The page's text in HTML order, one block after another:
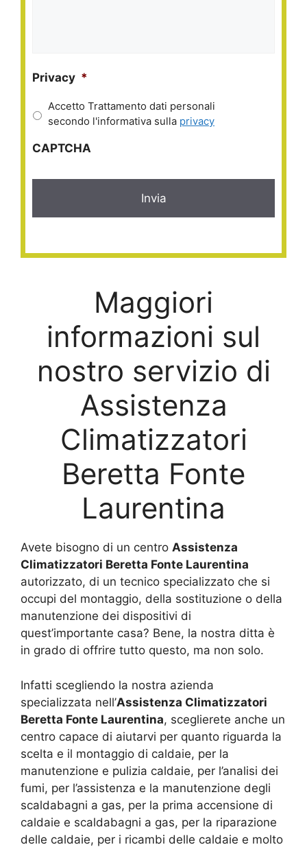
Privacy *
Accetto Trattamento dati personali
secondo l'informativa sulla privacy
CAPTCHA
Maggiori
informazioni sul
nostro servizio di
Assistenza
Climatizzatori
Beretta Fonte
Laurentina
Avete bisogno di un centro Assistenza
Climatizzatori Beretta Fonte Laurentina
autorizzato, di un tecnico specializzato che si
occupi del montaggio, della sostituzione o della
manutenzione dei dispositivi di
quest’importante casa? Bene, la nostra ditta è
in grado di offrire tutto questo, ma non solo.
Infatti scegliendo la nostra azienda
specializzata nell’Assistenza Climatizzatori
Beretta Fonte Laurentina, sceglierete anche un
centro capace di aiutarvi per quanto riguarda la
scelta e il montaggio di caldaie, per la
manutenzione e pulizia caldaie, per l’analisi dei
fumi, per l’assistenza e la manutenzione degli
scaldabagni a gas, per la prima accensione di
caldaie e scaldabagni a gas, per la riparazione
delle caldaie, per i ricambi delle caldaie e molto